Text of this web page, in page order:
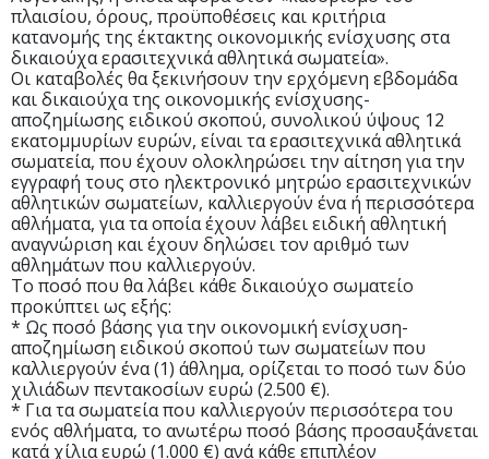
πλαισίου, όρους, προϋποθέσεις και κριτήρια
κατανομής της έκτακτης οικονομικής ενίσχυσης στα
δικαιούχα ερασιτεχνικά αθλητικά σωματεία».
Οι καταβολές θα ξεκινήσουν την ερχόμενη εβδομάδα
και δικαιούχα της οικονομικής ενίσχυσης-
αποζημίωσης ειδικού σκοπού, συνολικού ύψους 12
εκατομμυρίων ευρών, είναι τα ερασιτεχνικά αθλητικά
σωματεία, που έχουν ολοκληρώσει την αίτηση για την
εγγραφή τους στο ηλεκτρονικό μητρώο ερασιτεχνικών
αθλητικών σωματείων, καλλιεργούν ένα ή περισσότερα
αθλήματα, για τα οποία έχουν λάβει ειδική αθλητική
αναγνώριση και έχουν δηλώσει τον αριθμό των
αθλημάτων που καλλιεργούν.
Το ποσό που θα λάβει κάθε δικαιούχο σωματείο
προκύπτει ως εξής:
* Ως ποσό βάσης για την οικονομική ενίσχυση-
αποζημίωση ειδικού σκοπού των σωματείων που
καλλιεργούν ένα (1) άθλημα, ορίζεται το ποσό των δύο
χιλιάδων πεντακοσίων ευρώ (2.500 €).
* Για τα σωματεία που καλλιεργούν περισσότερα του
ενός αθλήματα, το ανωτέρω ποσό βάσης προσαυξάνεται
κατά χίλια ευρώ (1.000 €) ανά κάθε επιπλέον